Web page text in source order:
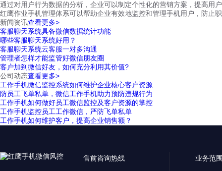
通过对用户行为数据的分析，企业可以制定个性化的营销方案，提高用
红鹰作业手机管理体系可以帮助企业有效地监控和管理手机用户，防止
新闻资讯查看更多>
客服聊天系统具备微信数据统计功能
哪些客服聊天系统好用？
客服聊天系统云客服一对多沟通
管理者怎样才能监管好微信朋友圈
客户加到微信好友，如何充分利用其价值?
公司动态查看更多>
工作手机微信监控系统如何维护企业核心客户资源
防员工飞单私单，微信工作手机助力预防违规行为
工作手机如何做好员工微信监控及客户资源的掌控
工作手机监控员工工作微信，严防飞单私单
工作手机如何维护客户，提高企业销售额？
售前咨询热线 业务范